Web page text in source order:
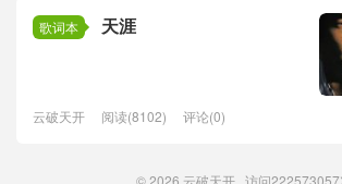
歌词本 天涯
云破天开 阅读(8102) 评论(0)
© 2026 云破天开访问222573057